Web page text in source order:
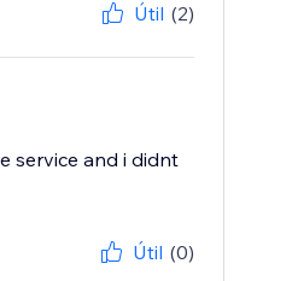
Útil (2)
service and i didnt
Útil (0)